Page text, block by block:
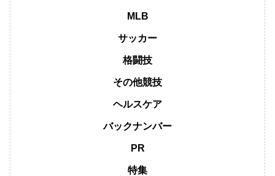
MLB
サッカー
格闘技
その他競技
ヘルスケア
バックナンバー
PR
特集